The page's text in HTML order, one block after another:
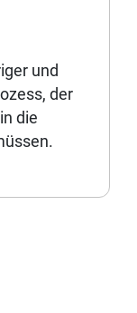
und
der
die